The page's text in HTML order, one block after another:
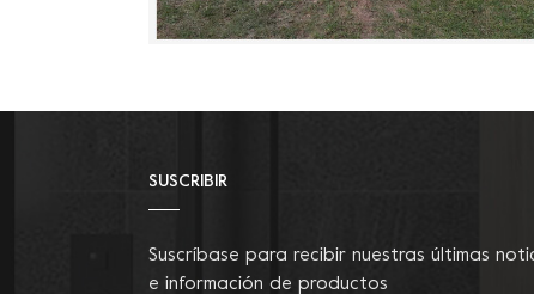
SUSCRIBIR
Suscríbase para recibir nuestras últimas
e información de productos